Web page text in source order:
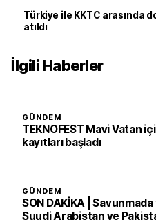
Türkiye ile KKTC arasında
atıldı
İlgili Haberler
GÜNDEM
TEKNOFEST Mavi Vatan
kayıtları başladı
GÜNDEM
SON DAKİKA |
Suudi Arabistan ve